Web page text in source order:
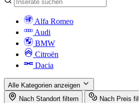
Alfa Romeo
Audi
BMW
Citroën
Dacia
Alle Kategorien anzeigen
Nach Standort filtern
Nach Preis